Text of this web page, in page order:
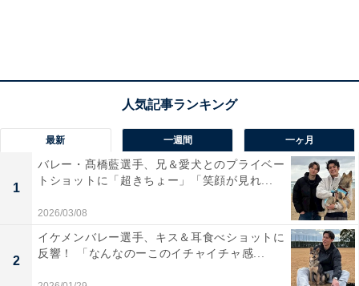
最新 一週間 一ヶ月
1
バレー・髙橋藍選手、兄＆愛犬とのプライベー
トショットに「超きちょー」「笑顔が見れ...
2026/03/08
2
イケメンバレー選手、キス＆耳食べショットに
反響！ 「なんなのーこのイチャイチャ感...